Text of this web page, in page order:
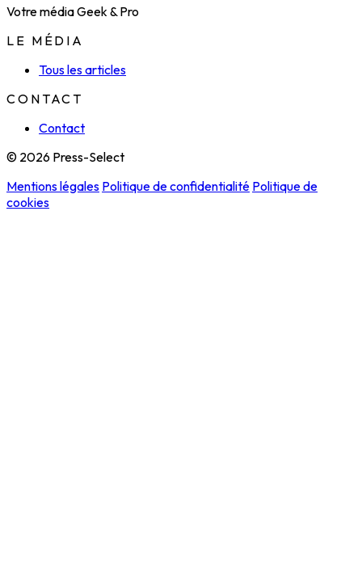
Votre média Geek & Pro
LE MÉDIA
Tous les articles
CONTACT
Contact
© 2026 Press-Select
Mentions légales Politique de confidentialité Politique de
cookies